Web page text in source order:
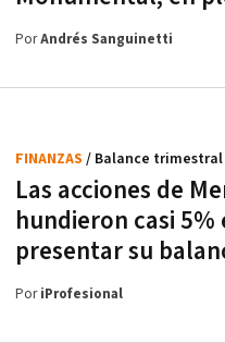
PorAndrés Sanguinetti
Las acciones de
hundieron casi
presentar su
FINANZAS / Balance trimestral
PoriProfesional